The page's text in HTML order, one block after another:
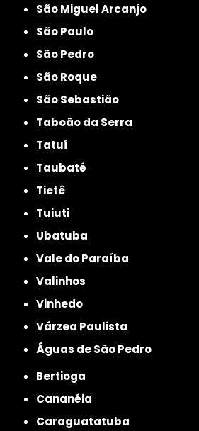
São Miguel Arcanjo
São Paulo
São Pedro
São Roque
São Sebastião
Taboão da Serra
Tatuí
Taubaté
Tietê
Tuiuti
Ubatuba
Vale do Paraíba
Valinhos
Vinhedo
Várzea Paulista
Águas de São Pedro
Bertioga
Cananéia
Caraguatatuba